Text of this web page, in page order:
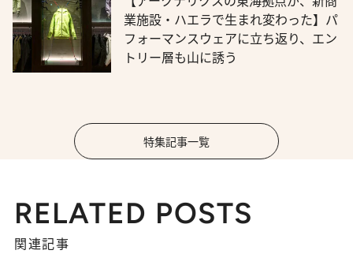
業施設・ハエラで生まれ変わった】パ
フォーマンスウェアに立ち返り、エン
トリー層も山に誘う
特集記事一覧
RELATED POSTS
関連記事